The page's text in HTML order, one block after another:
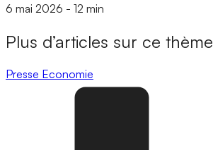
6 mai 2026 - 12 min
Plus d’articles sur ce thème
Presse Economie